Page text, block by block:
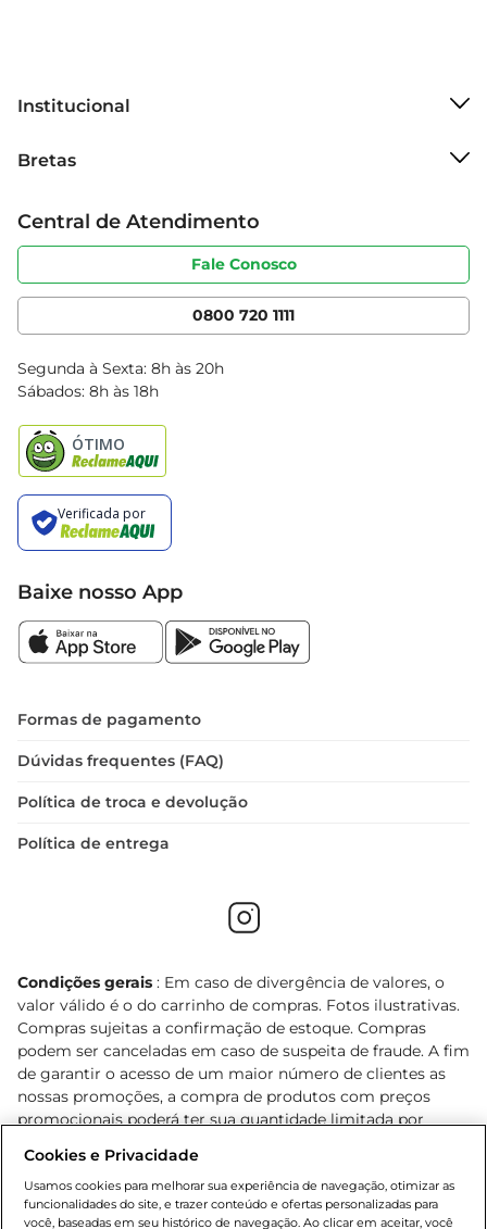
Institucional
Grupo Cencosud
Sobre privacidade
Portal do fornecedor
Cencosud Media
Bretas
Produtos Bretas
Código de ética
Serviços
Clube Bretas
Blog Bretas
Black Friday
Central de Atendimento
Fale Conosco
0800 720 1111
Segunda à Sexta: 8h às 20h
Sábados: 8h às 18h
Baixe nosso App
Formas de pagamento
Dúvidas frequentes (FAQ)
Política de troca e devolução
Política de entrega
Condições gerais : Em caso de divergência de valores, o
valor válido é o do carrinho de compras. Fotos ilustrativas.
Compras sujeitas a confirmação de estoque. Compras
podem ser canceladas em caso de suspeita de fraude. A fim
de garantir o acesso de um maior número de clientes as
nossas promoções, a compra de produtos com preços
promocionais poderá ter sua quantidade limitada por
o e-commerce e válidos durante o dia de hoje, podendo
sofrer alterações sem prévia notificação. Proibida a venda
de bebidas alcoólicas para menores de 18 anos, conforme
Cookies e Privacidade
Usamos cookies para melhorar sua experiência de navegação, otimizar as
funcionalidades do site, e trazer conteúdo e ofertas personalizadas para
você, baseadas em seu histórico de navegação. Ao clicar em aceitar, você